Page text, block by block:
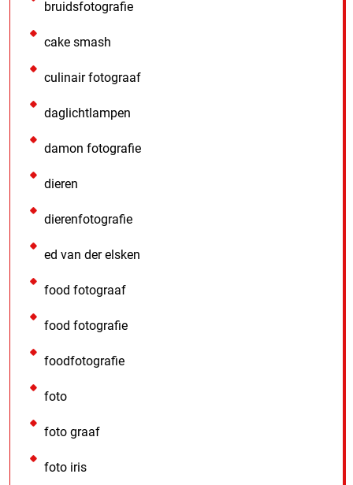
bruidsfotografie
cake smash
culinair fotograaf
daglichtlampen
damon fotografie
dieren
dierenfotografie
ed van der elsken
food fotograaf
food fotografie
foodfotografie
foto
foto graaf
foto iris